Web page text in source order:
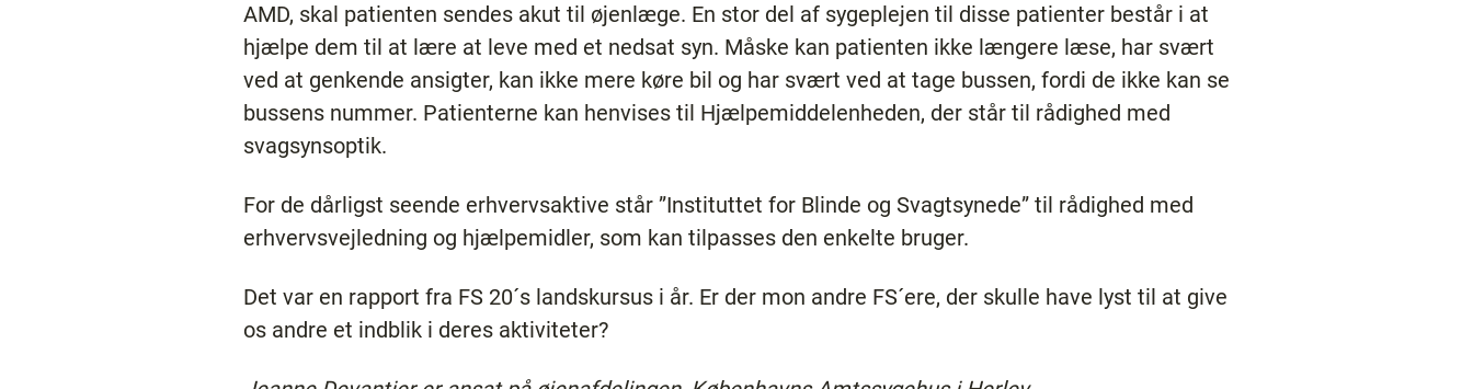
AMD, skal patienten sendes akut til øjenlæge. En stor del af sygeplejen til disse patienter består i at
hjælpe dem til at lære at leve med et nedsat syn. Måske kan patienten ikke længere læse, har svært
ved at genkende ansigter, kan ikke mere køre bil og har svært ved at tage bussen, fordi de ikke kan se
bussens nummer. Patienterne kan henvises til Hjælpemiddelenheden, der står til rådighed med
svagsynsoptik.
For de dårligst seende erhvervsaktive står ”Instituttet for Blinde og Svagtsynede” til rådighed med
erhvervsvejledning og hjælpemidler, som kan tilpasses den enkelte bruger.
Det var en rapport fra FS 20´s landskursus i år. Er der mon andre FS´ere, der skulle have lyst til at give
os andre et indblik i deres aktiviteter?